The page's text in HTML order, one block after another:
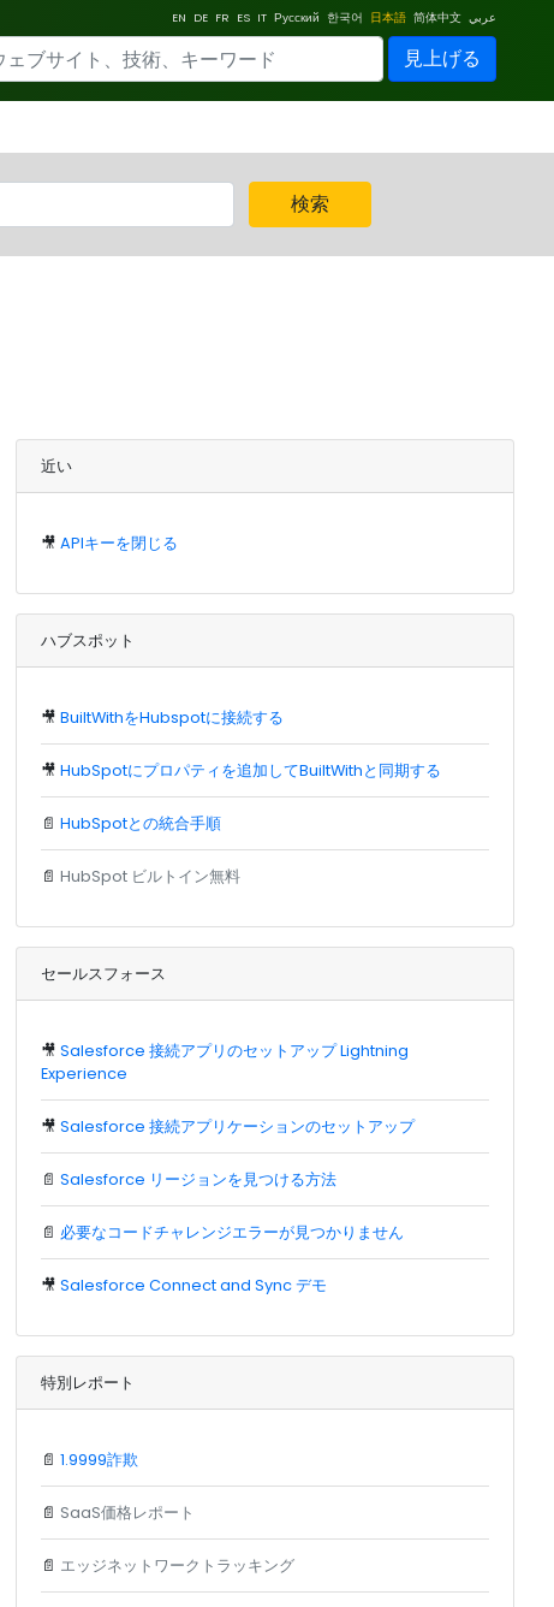
EN DE FR ES IT Русский 한국어 日本語 简体中文 عربي
見上げる
検索
近い
🎥 APIキーを閉じる
ハブスポット
🎥 BuiltWithをHubspotに接続する
🎥 HubSpotにプロパティを追加してBuiltWithと同期する
📄 HubSpotとの統合手順
📄 HubSpot ビルトイン無料
セールスフォース
🎥 Salesforce 接続アプリのセットアップ Lightning
Experience
🎥 Salesforce 接続アプリケーションのセットアップ
📄 Salesforce リージョンを見つける方法
📄 必要なコードチャレンジエラーが見つかりません
🎥 Salesforce Connect and Sync デモ
特別レポート
📄 1.9999詐欺
📄 SaaS価格レポート
📄 エッジネットワークトラッキング